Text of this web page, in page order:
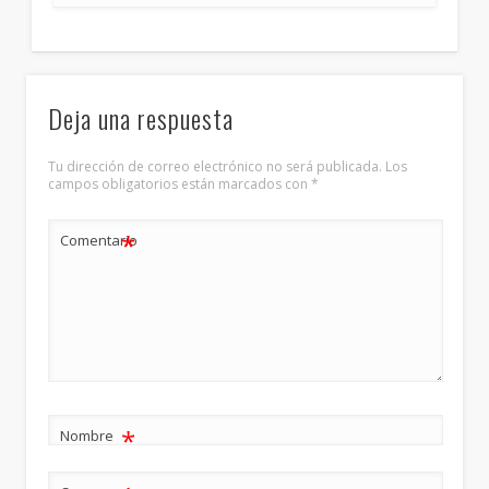
Deja una respuesta
Tu dirección de correo electrónico no será publicada. Los
campos obligatorios están marcados con*
Comentario
*
Nombre *